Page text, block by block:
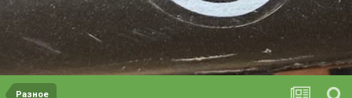
Разное